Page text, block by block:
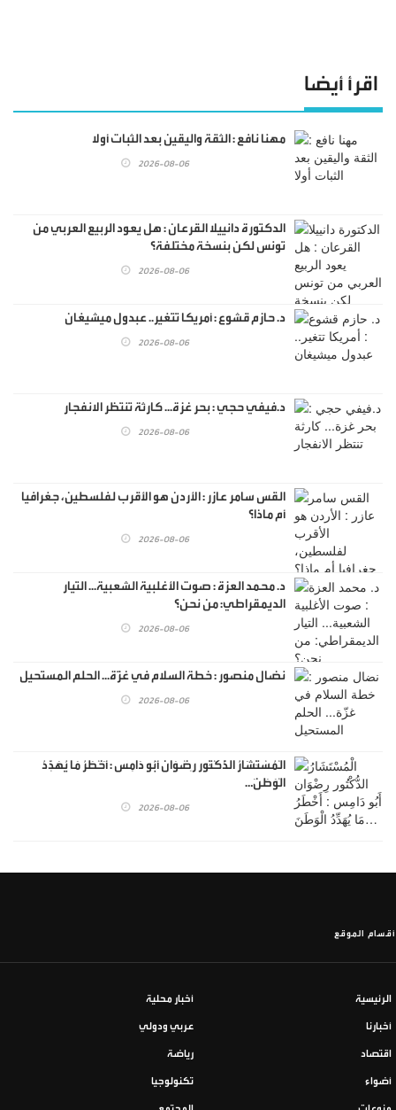
اقرأ أيضا
مهنا نافع : الثقة واليقين بعد الثبات أولا
2026-08-06
الدكتورة دانييلا القرعان : هل يعود الربيع العربي من
تونس لكن بنسخة مختلفة؟
2026-08-06
د. حازم قشوع : أمريكا تتغير.. عبدول ميشيغان
2026-08-06
د.فيفي حجي : بحر غزة... كارثة تنتظر الانفجار
2026-08-06
القس سامر عازر : الأردن هو الأقرب لفلسطين، جغرافيا
أم ماذا؟
2026-08-06
د. محمد العزة : صوت الأغلبية الشعبية... التيار
الديمقراطي: من نحن؟
2026-08-06
نضال منصور : خطة السلام في غزّة... الحلم المستحيل
2026-08-06
الْمُسْتَشَارُ الدُّكْتُور رِضْوَان أَبُو دَامِس : أَخْطَرُ مَا يُهَدِّدُ
الْوَطَنَ…
2026-08-06
أقسام الموقع
الرئيسية أخبار محلية
أخبارنا عربي ودولي
اقتصاد رياضة
أضواء تكنولوجيا